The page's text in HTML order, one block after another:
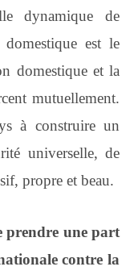
dynamique de
est le
domestique et la
mutuellement.
à construire un
universelle, de
propre et beau.
une part
contre la